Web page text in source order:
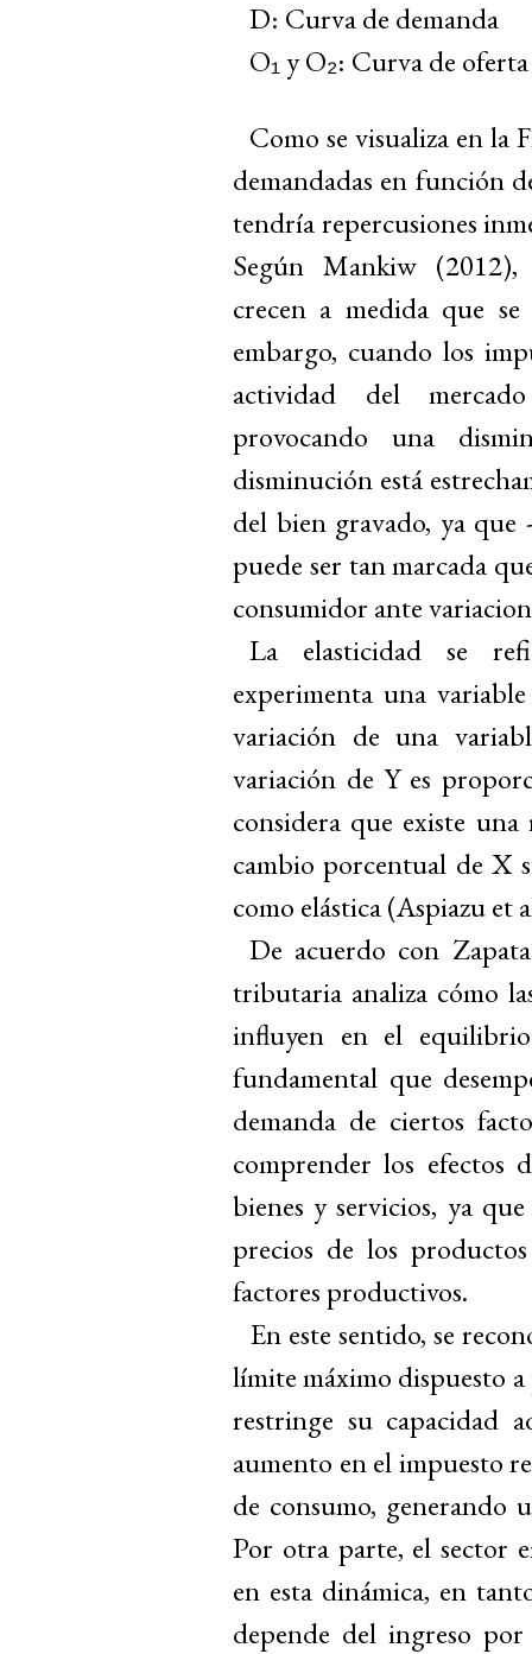
D: Curva de demanda
O₁ y O₂: Curva de
Como se visualiza en la
demandadas en función
tendría repercusiones
Según Mankiw (2012),
crecen a medida que
embargo, cuando los
actividad del
provocando una
disminución está
del bien gravado, ya que
puede ser tan marcada
consumidor ante
La elasticidad se
experimenta una
variación de una
variación de Y es
considera que existe
cambio porcentual de X
como elástica (Aspiazu et
De acuerdo con
tributaria analiza cómo
influyen en el
fundamental que
demanda de ciertos
comprender los efectos
bienes y servicios, ya
precios de los
factores productivos.
En este sentido, se
límite máximo dispuesto
restringe su capacidad
aumento en el impuesto
de consumo, generando
Por otra parte, el sector
en esta dinámica, en
depende del ingreso